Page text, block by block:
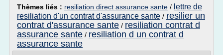
Thèmes liés : resiliation direct assurance sante / lettre de
resiliation d'un contrat d'assurance sante / resilier un
contrat d'assurance sante / resiliation contrat d
assurance sante / resiliation d un contrat d
assurance sante